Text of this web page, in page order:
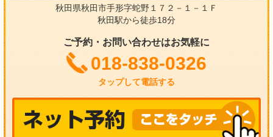
秋田県秋田市手形字蛇野１７２－１－１Ｆ
秋田駅から徒歩18分
ご予約・お問い合わせはお気軽に
018-838-0326
タップして電話する